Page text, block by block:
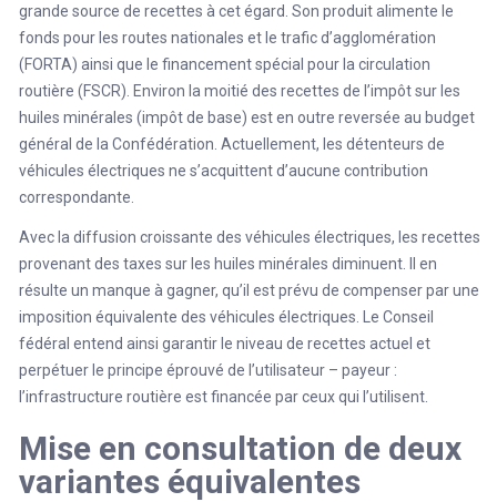
grande source de recettes à cet égard. Son produit alimente le
fonds pour les routes nationales et le trafic d’agglomération
(FORTA) ainsi que le financement spécial pour la circulation
routière (FSCR). Environ la moitié des recettes de l’impôt sur les
huiles minérales (impôt de base) est en outre reversée au budget
général de la Confédération. Actuellement, les détenteurs de
véhicules électriques ne s’acquittent d’aucune contribution
correspondante.
Avec la diffusion croissante des véhicules électriques, les recettes
provenant des taxes sur les huiles minérales diminuent. Il en
résulte un manque à gagner, qu’il est prévu de compenser par une
imposition équivalente des véhicules électriques. Le Conseil
fédéral entend ainsi garantir le niveau de recettes actuel et
perpétuer le principe éprouvé de l’utilisateur – payeur :
l’infrastructure routière est financée par ceux qui l’utilisent.
Mise en consultation de deux
variantes équivalentes